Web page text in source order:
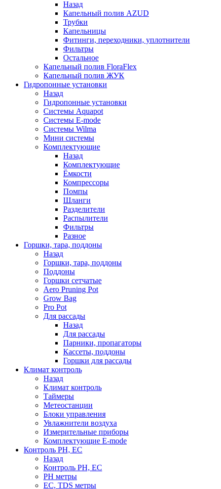
Назад
Капельный полив AZUD
Трубки
Капельницы
Фитинги, переходники, уплотнители
Фильтры
Остальное
Капельный полив FloraFlex
Капельный полив ЖУК
Гидропонные установки
Назад
Гидропонные установки
Системы Aquapot
Системы E-mode
Системы Wilma
Мини системы
Комплектующие
Назад
Комплектующие
Ёмкости
Компрессоры
Помпы
Шланги
Разделители
Распылители
Фильтры
Разное
Горшки, тара, поддоны
Назад
Горшки, тара, поддоны
Поддоны
Горшки сетчатые
Aero Pruning Pot
Grow Bag
Pro Pot
Для рассады
Назад
Для рассады
Парники, пропагаторы
Кассеты, поддоны
Горшки для рассады
Климат контроль
Назад
Климат контроль
Таймеры
Метеостанции
Блоки управления
Увлажнители воздуха
Измерительные приборы
Комплектующие E-mode
Контроль PH, EC
Назад
Контроль PH, EC
PH метры
EC, TDS метры